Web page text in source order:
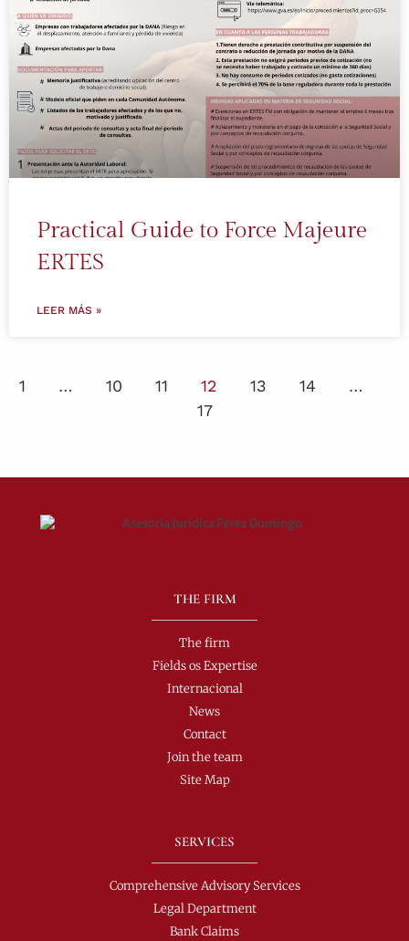
Practical Guide to Force Majeure
ERTES
LEER MÁS »
1 … 10 11 12 13 14
…
17
THE FIRM
The firm
Fields os Expertise
Internacional
News
Contact
Join the team
Site Map
SERVICES
Comprehensive Advisory Services
Legal Department
Bank Claims